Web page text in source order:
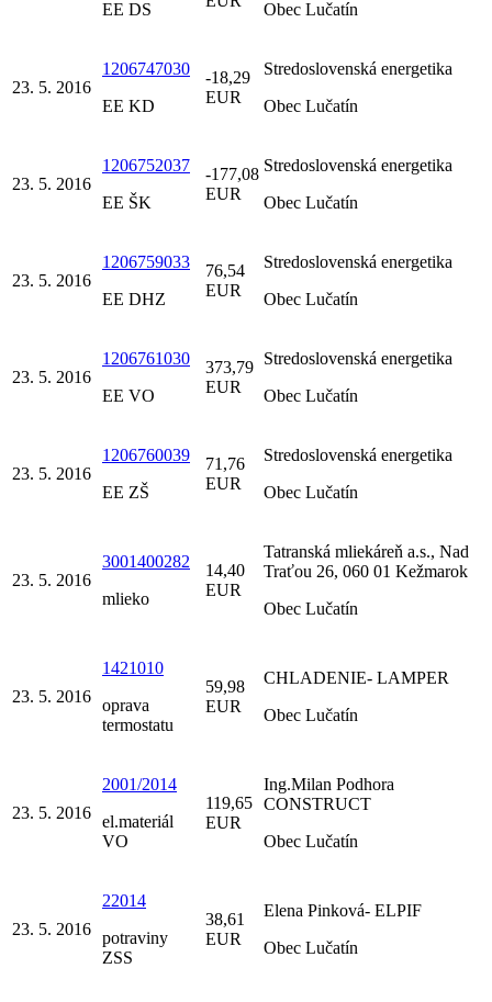
EE DS Obec Lučatín
23. 5. 2016
1206747030
EE KD
-18,29
EUR
Stredoslovenská energetika
Obec Lučatín
23. 5. 2016
1206752037
EE ŠK
-177,08
EUR
Stredoslovenská energetika
Obec Lučatín
23. 5. 2016
1206759033
EE DHZ
76,54
EUR
Stredoslovenská energetika
Obec Lučatín
23. 5. 2016
1206761030
EE VO
373,79
EUR
Stredoslovenská energetika
Obec Lučatín
23. 5. 2016
1206760039
EE ZŠ
71,76
EUR
Stredoslovenská energetika
Obec Lučatín
23. 5. 2016
3001400282
mlieko
14,40
EUR
Tatranská mliekáreň a.s., Nad
Traťou 26, 060 01 Kežmarok
Obec Lučatín
23. 5. 2016
1421010
oprava
termostatu
59,98
EUR
CHLADENIE- LAMPER
Obec Lučatín
23. 5. 2016
2001/2014
el.materiál
VO
119,65
EUR
Ing.Milan Podhora
CONSTRUCT
Obec Lučatín
23. 5. 2016
22014
potraviny
ZSS
38,61
EUR
Elena Pinková- ELPIF
Obec Lučatín